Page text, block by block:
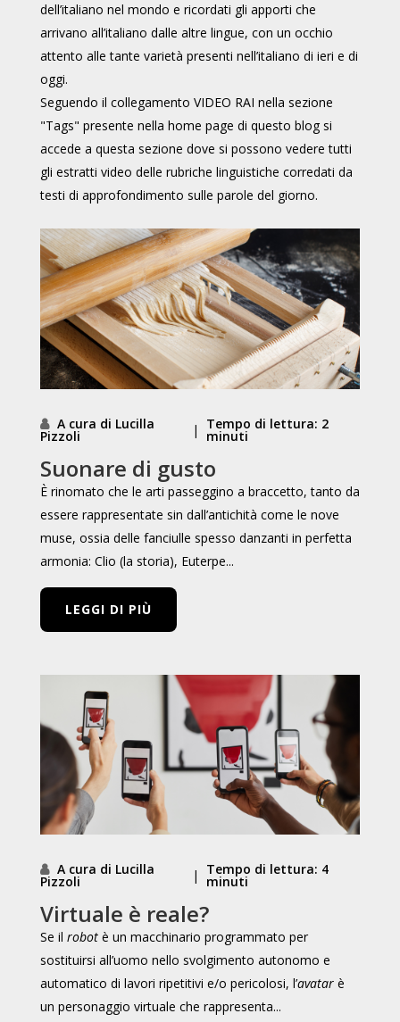
dell’italiano nel mondo e ricordati gli apporti che
arrivano all’italiano dalle altre lingue, con un occhio
attento alle tante varietà presenti nell’italiano di ieri e di
oggi.
Seguendo il collegamento VIDEO RAI nella sezione
"Tags" presente nella home page di questo blog si
accede a questa sezione dove si possono vedere tutti
gli estratti video delle rubriche linguistiche corredati da
testi di approfondimento sulle parole del giorno.
A cura di Lucilla
Pizzoli | Tempo di lettura: 2
minuti
Suonare di gusto
È rinomato che le arti passeggino a braccetto, tanto da
essere rappresentate sin dall’antichità come le nove
muse, ossia delle fanciulle spesso danzanti in perfetta
armonia: Clio (la storia), Euterpe...
LEGGI DI PIÙ
A cura di Lucilla
Pizzoli | Tempo di lettura: 4
minuti
Virtuale è reale?
Se il robotè un macchinario programmato per
sostituirsi all’uomo nello svolgimento autonomo e
automatico di lavori ripetitivi e/o pericolosi, l’avatarè
un personaggio virtuale che rappresenta...